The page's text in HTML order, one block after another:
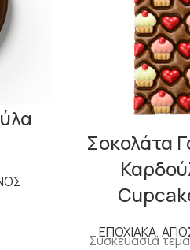
Σοκολάτα
ΕΠΟΧΙΑΚΑ,
Συσκευασία